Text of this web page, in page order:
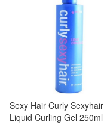
Sexy Hair Curly Sexyhair
Liquid Curling Gel 250ml